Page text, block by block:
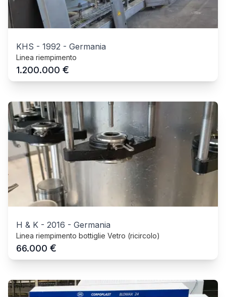
KHS - 1992 - Germania
Linea riempimento
1.200.000 €
H & K - 2016 - Germania
Linea riempimento bottiglie Vetro (ricircolo)
66.000 €